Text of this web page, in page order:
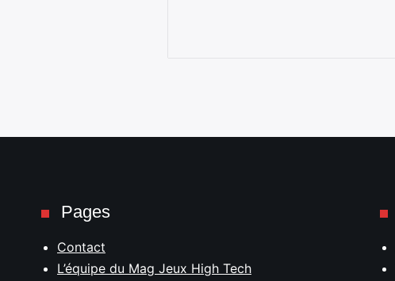
Pages
Contact
L’équipe du Mag Jeux High Tech